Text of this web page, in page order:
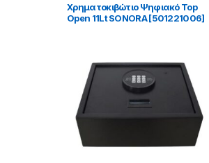
Χρηματοκιβώτιο Ψηφιακό Top
Open 11Lt SONORA [501221006]